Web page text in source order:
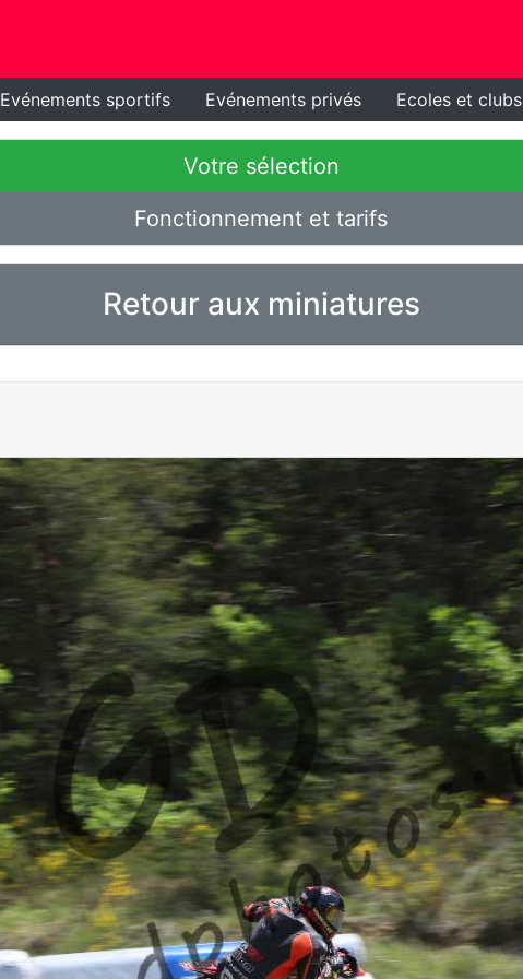
Evénements sportifs Evénements privés Ecoles et clubs
Votre sélection
Fonctionnement et tarifs
Retour aux miniatures